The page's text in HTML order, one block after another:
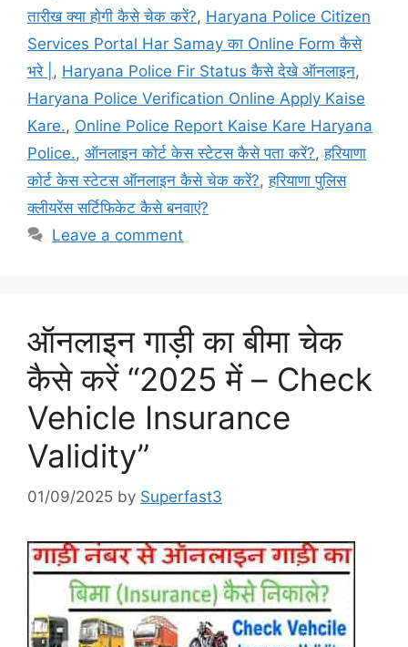
तारीख क्या होगी कैसे चेक करें?, Haryana Police Citizen
Services Portal Har Samay का Online Form कैसे
भरे | , Haryana Police Fir Status कैसे देखे ऑनलाइन,
Haryana Police Verification Online Apply Kaise
Kare., Online Police Report Kaise Kare Haryana
Police., ऑनलाइन कोर्ट केस स्टेटस कैसे पता करें?,हरियाणा
कोर्ट केस स्टेटस ऑनलाइन कैसे चेक करें?,हरियाणा पुलिस
क्लीयरेंस सर्टिफिकेट कैसे बनवाएं?
Leave a comment
ऑनलाइन गाड़ी का बीमा चेक
कैसे करें “2025 में – Check
Vehicle Insurance
Validity”
01/09/2025 by Superfast3